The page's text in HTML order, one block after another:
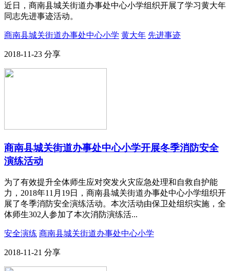
近日，商南县城关街道办事处中心小学组织开展了学习黄大年
同志先进事迹活动。
商南县城关街道办事处中心小学 黄大年 先进事迹
2018-11-23 分享
商南县城关街道办事处中心小学开展冬季消防安全
演练活动
为了有效提升全体师生应对突发火灾应急处理和自救自护能
力，2018年11月19日，商南县城关街道办事处中心小学组织开
展了冬季消防安全演练活动。本次活动由保卫处组织实施，全
体师生302人参加了本次消防演练活...
安全演练 商南县城关街道办事处中心小学
2018-11-21 分享